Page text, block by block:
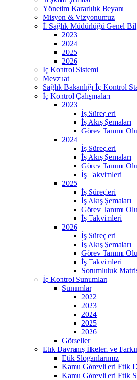
Yönetim Kararlılık Beyanı
Misyon & Vizyonumuz
İl Sağlık Müdürlüğü Genel
2023
2024
2025
2026
İç Kontrol Sistemi
Mevzuat
Sağlık Bakanlığı İç Kontrol
İç Kontrol Çalışmaları
2023
İş Süreçleri
İş Akış Şemaları
Görev Tanımı
2024
İş Süreçleri
İş Akış Şemaları
Görev Tanımı
İş Takvimleri
2025
İş Süreçleri
İş Akış Şemaları
Görev Tanımı
İş Takvimleri
2026
İş Süreçleri
İş Akış Şemaları
Görev Tanımı
İş Takvimleri
Sorumluluk
İç Kontrol Sunumları
Sunumlar
2022
2023
2024
2025
2026
Görseller
Etik Davranış İlkeleri ve
Etik Sloganlarımız
Kamu Görevlileri Etik
Kamu Görevlileri Etik